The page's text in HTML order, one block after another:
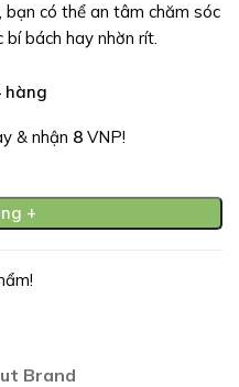
bạn có thể an tâm chăm sóc
bách hay nhờn rít.
hàng
& nhận 8 VNP!
+
Brand